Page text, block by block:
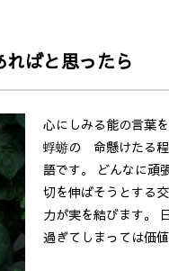
ればと思ったら
心にしみる能の言葉
蜉蝣の 命懸けたる程
語です。 どんなに頑
切を伸ばそうとする
力が実を結びます。
過ぎてしまっては価